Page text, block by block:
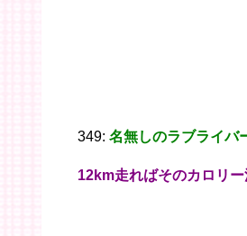
349: 名無しのラブライバ
12km走ればそのカロリ